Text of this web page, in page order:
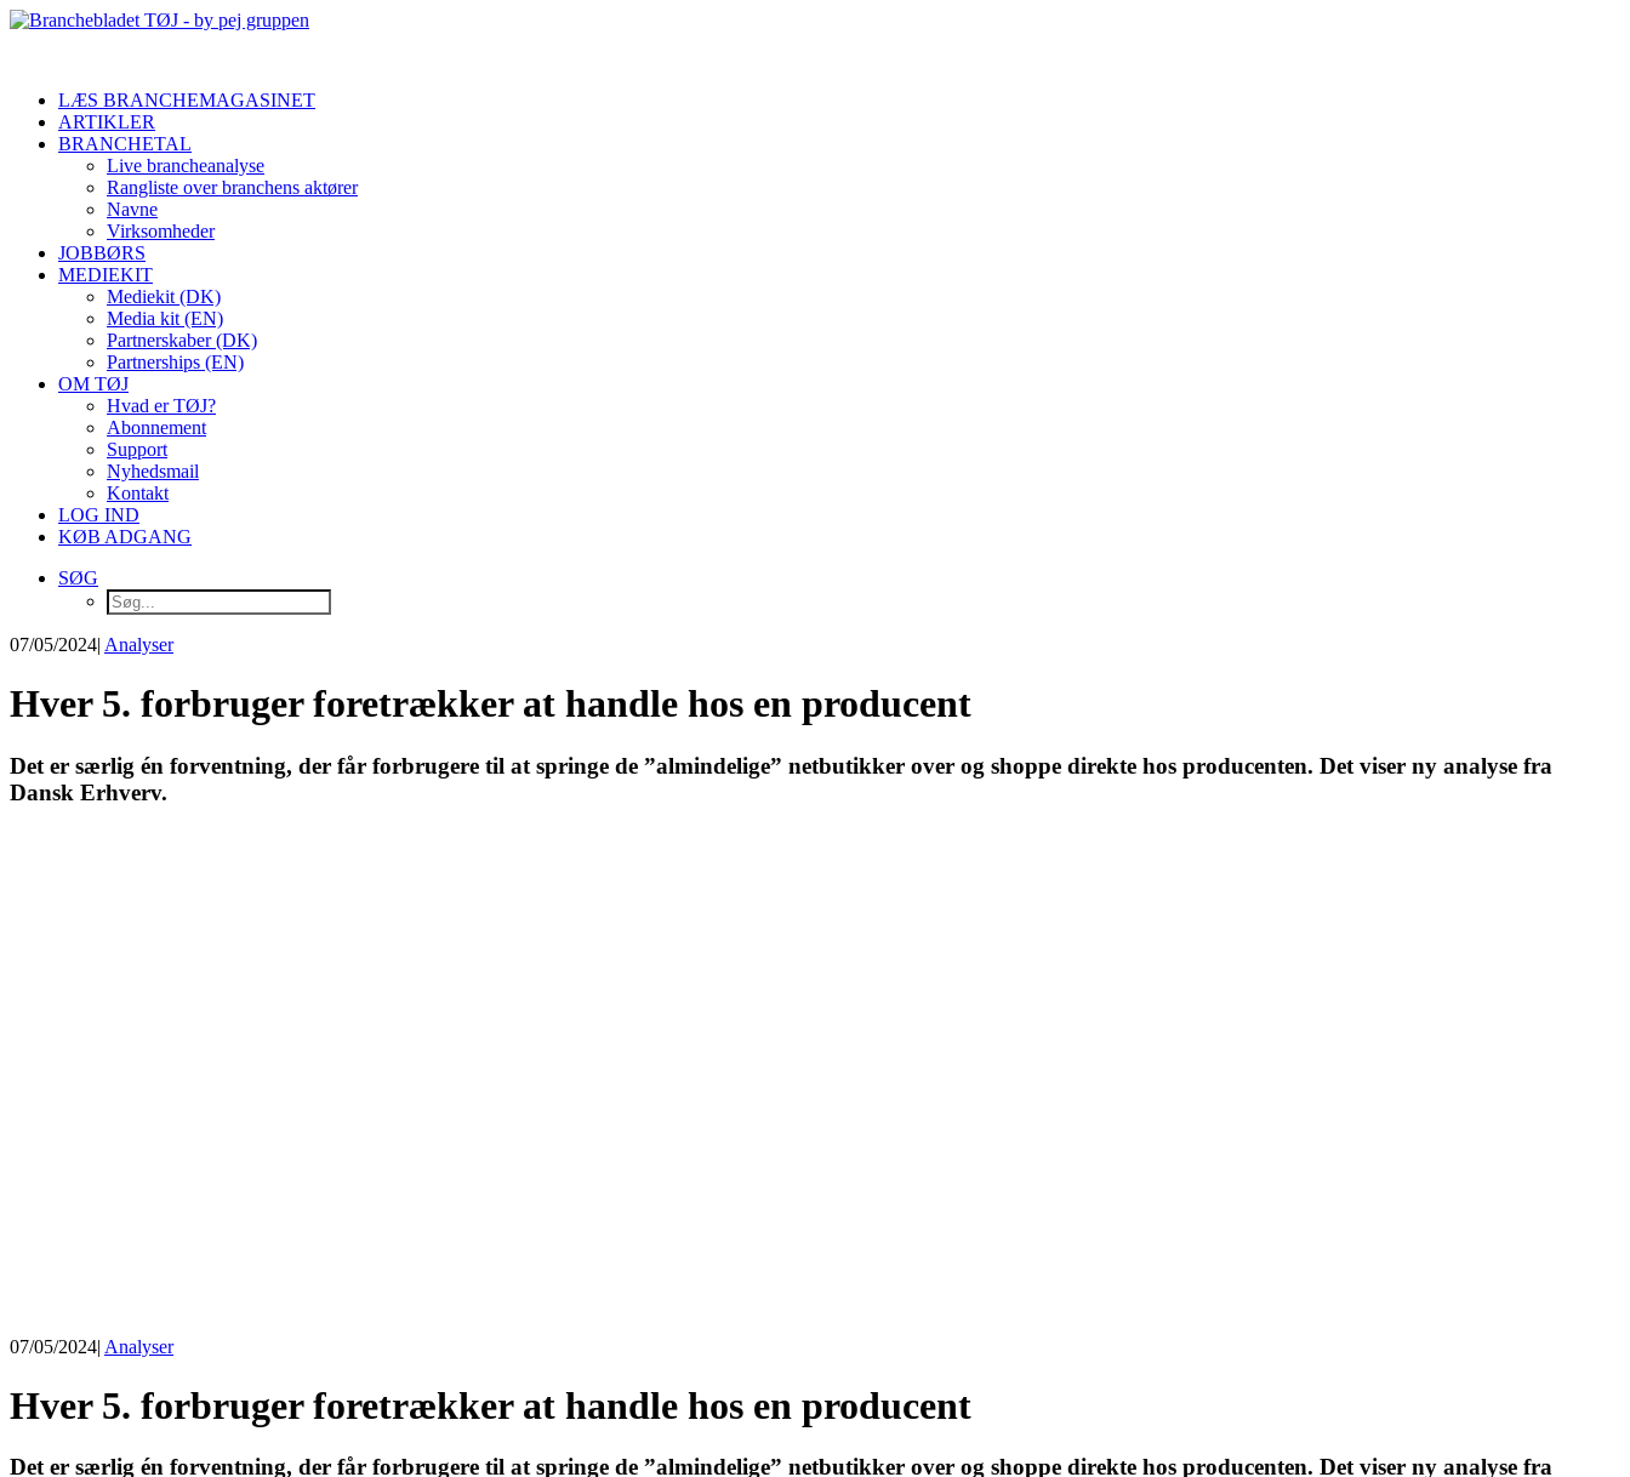
LÆS BRANCHEMAGASINET
ARTIKLER
BRANCHETAL
Live brancheanalyse
Rangliste over branchens aktører
Navne
Virksomheder
JOBBØRS
MEDIEKIT
Mediekit (DK)
Media kit (EN)
Partnerskaber (DK)
Partnerships (EN)
OM TØJ
Hvad er TØJ?
Abonnement
Support
Nyhedsmail
Kontakt
LOG IND
KØB ADGANG
SØG
07/05/2024| Analyser
Hver 5. forbruger foretrækker at handle hos en producent
Det er særlig én forventning, der får forbrugere til at springe de ”almindelige” netbutikker over og shoppe direkte hos producenten. Det viser ny analyse fra
Dansk Erhverv.
07/05/2024| Analyser
Hver 5. forbruger foretrækker at handle hos en producent
Det er særlig én forventning, der får forbrugere til at springe de ”almindelige” netbutikker over og shoppe direkte hos producenten. Det viser ny analyse fra